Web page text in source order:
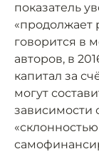
показатель
говорится в
авторов, в
капитал за
могут
зависимости